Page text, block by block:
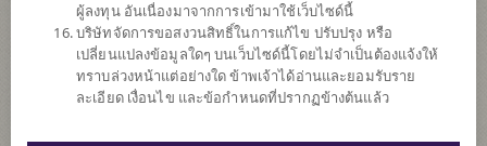
การประชุมผู้ถือหน่วยลงทุน
หนังสือเชิญประชุมผู้ถือหน่วยลงทุน ครั้งที่ 1/2569 (E-
ผู้ลงทุน อันเนื่องมาจากการเข้ามาใช้เว็บไซด์นี้
บริษัทจัดการขอสงวนสิทธิ์ในการแก้ไข ปรับปรุง หรือ
เปลี่ยนแปลงข้อมูลใดๆ บนเว็บไซด์นี้โดยไม่จำเป็นต้องแจ้งให้
ทราบล่วงหน้าแต่อย่างใด ข้าพเจ้าได้อ่านและยอมรับราย
ละเอียด เงื่อนไข และข้อกำหนดที่ปรากฏข้างต้นแล้ว